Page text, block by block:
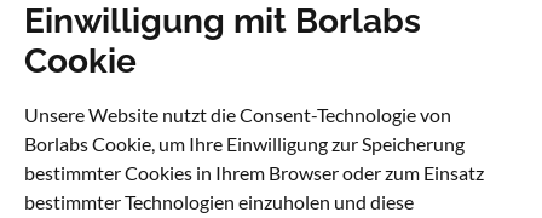
Einwilligung mit Borlabs
Cookie
Unsere Website nutzt die Consent-Technologie von
Borlabs Cookie, um Ihre Einwilligung zur Speicherung
bestimmter Cookies in Ihrem Browser oder zum Einsatz
bestimmter Technologien einzuholen und diese